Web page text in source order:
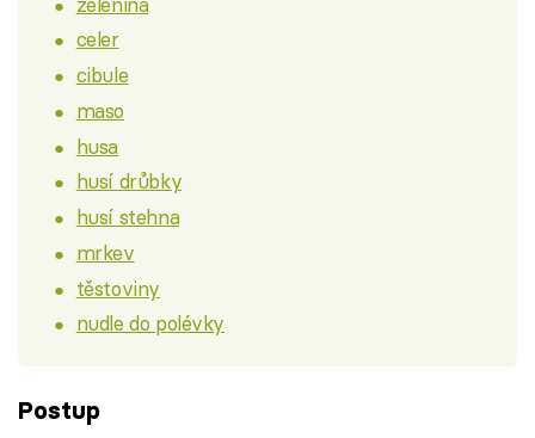
celer
cibule
maso
husa
husí drůbky
husí stehna
mrkev
těstoviny
nudle do polévky
Postup